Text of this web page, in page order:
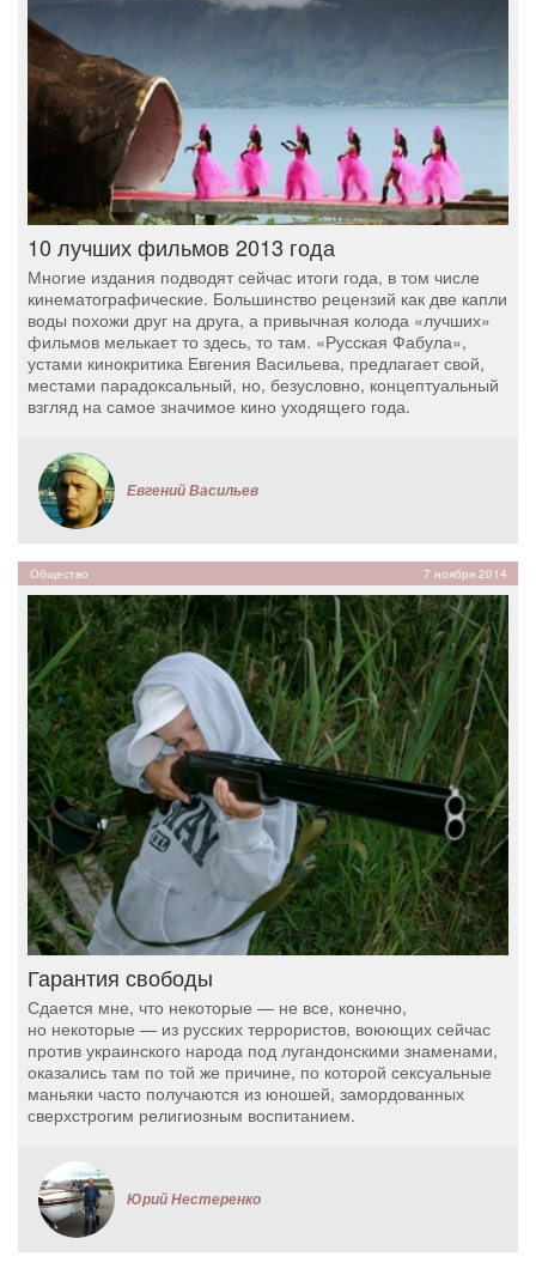
10 лучших фильмов 2013 года
Многие издания подводят сейчас итоги года, в том числе
кинематографические. Большинство рецензий как две капли
воды похожи друг на друга, а привычная колода «лучших»
фильмов мелькает то здесь, то там. «Русская Фабула»,
устами кинокритика Евгения Васильева, предлагает свой,
местами парадоксальный, но, безусловно, концептуальный
взгляд на самое значимое кино уходящего года.
Евгений Васильев
Общество 7 ноября 2014
Гарантия свободы
Сдается мне, что некоторые — не все, конечно,
но некоторые — из русских террористов, воюющих сейчас
против украинского народа под лугандонскими знаменами,
оказались там по той же причине, по которой сексуальные
маньяки часто получаются из юношей, замордованных
сверхстрогим религиозным воспитанием.
Юрий Нестеренко